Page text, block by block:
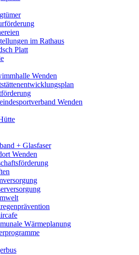
im Rathaus
Platt
Wenden
Wenden
+ Glasfaser
Wenden
Wärmeplanung